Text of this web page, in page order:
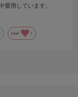
愛用しています。
Like! 3